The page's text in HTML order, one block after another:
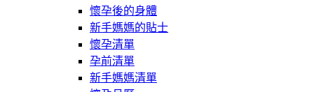
懷孕後的身體
新手媽媽的貼士
懷孕清單
孕前清單
新手媽媽清單